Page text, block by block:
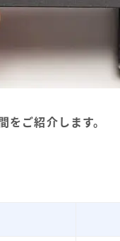
をご紹介します。